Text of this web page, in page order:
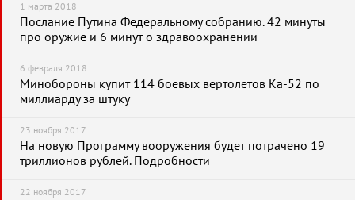
1 марта 2018
Послание Путина Федеральному собранию. 42 минуты
про оружие и 6 минут о здравоохранении
6 февраля 2018
Минобороны купит 114 боевых вертолетов Ка-52 по
миллиарду за штуку
23 ноября 2017
На новую Программу вооружения будет потрачено 19
триллионов рублей. Подробности
22 ноября 2017